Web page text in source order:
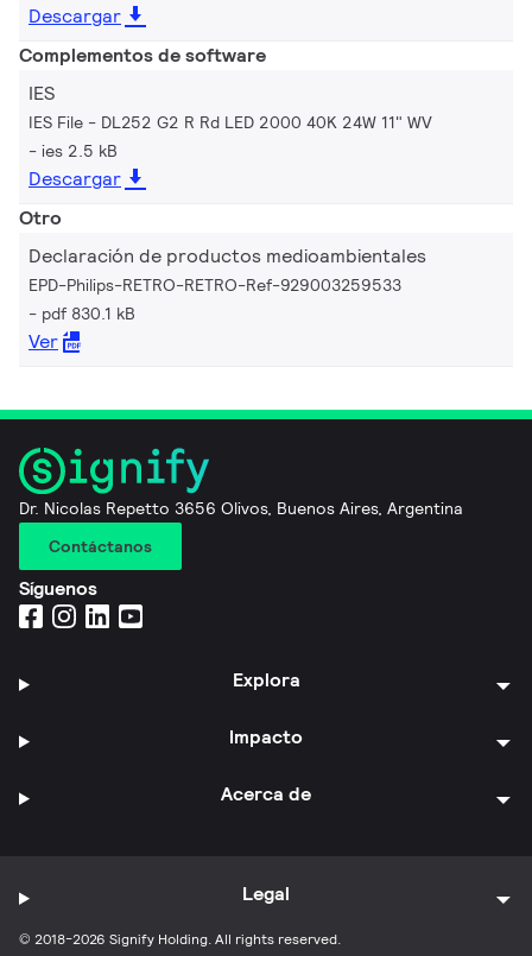
Descargar
Complementos de software
IES
IES File - DL252 G2 R Rd LED 2000 40K 24W 11" WV
ies 2.5 kB
Descargar
Otro
Declaración de productos medioambientales
EPD-Philips-RETRO-RETRO-Ref-929003259533
pdf 830.1 kB
Ver
Dr. Nicolas Repetto 3656 Olivos, Buenos Aires, Argentina
Contáctanos
Síguenos
Explora
Impacto
Acerca de
© 2018-2026 Signify Holding. All rights reserved.
Legal